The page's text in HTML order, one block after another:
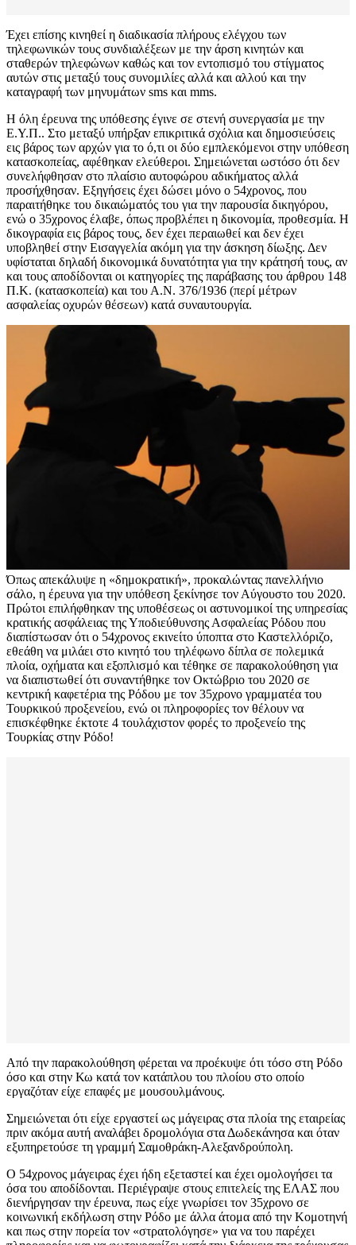
Έχει επίσης κινηθεί η διαδικασία πλήρους ελέγχου των
τηλεφωνικών τους συνδιαλέξεων με την άρση κινητών και
σταθερών τηλεφώνων καθώς και τον εντοπισμό του στίγματος
αυτών στις μεταξύ τους συνομιλίες αλλά και αλλού και την
καταγραφή των μηνυμάτων sms και mms.
Η όλη έρευνα της υπόθεσης έγινε σε στενή συνεργασία με την
Ε.Υ.Π.. Στο μεταξύ υπήρξαν επικριτικά σχόλια και δημοσιεύσεις
εις βάρος των αρχών για το ό,τι οι δύο εμπλεκόμενοι στην υπόθεση
κατασκοπείας, αφέθηκαν ελεύθεροι. Σημειώνεται ωστόσο ότι δεν
συνελήφθησαν στο πλαίσιο αυτοφώρου αδικήματος αλλά
προσήχθησαν. Εξηγήσεις έχει δώσει μόνο ο 54χρονος, που
παραιτήθηκε του δικαιώματός του για την παρουσία δικηγόρου,
ενώ ο 35χρονος έλαβε, όπως προβλέπει η δικονομία, προθεσμία. Η
δικογραφία εις βάρος τους, δεν έχει περαιωθεί και δεν έχει
υποβληθεί στην Εισαγγελία ακόμη για την άσκηση δίωξης. Δεν
υφίσταται δηλαδή δικονομικά δυνατότητα για την κράτησή τους, αν
και τους αποδίδονται οι κατηγορίες της παράβασης του άρθρου 148
Π.Κ. (κατασκοπεία) και του Α.Ν. 376/1936 (περί μέτρων
ασφαλείας οχυρών θέσεων) κατά συναυτουργία.
Όπως απεκάλυψε η «δημοκρατική», προκαλώντας πανελλήνιο
σάλο, η έρευνα για την υπόθεση ξεκίνησε τον Αύγουστο του 2020.
Πρώτοι επιλήφθηκαν της υποθέσεως οι αστυνομικοί της υπηρεσίας
κρατικής ασφάλειας της Υποδιεύθυνσης Ασφαλείας Ρόδου που
διαπίστωσαν ότι ο 54χρονος εκινείτο ύποπτα στο Καστελλόριζο,
εθεάθη να μιλάει στο κινητό του τηλέφωνο δίπλα σε πολεμικά
πλοία, οχήματα και εξοπλισμό και τέθηκε σε παρακολούθηση για
να διαπιστωθεί ότι συναντήθηκε τον Οκτώβριο του 2020 σε
κεντρική καφετέρια της Ρόδου με τον 35χρονο γραμματέα του
Τουρκικού προξενείου, ενώ οι πληροφορίες τον θέλουν να
επισκέφθηκε έκτοτε 4 τουλάχιστον φορές το προξενείο της
Τουρκίας στην Ρόδο!
Από την παρακολούθηση φέρεται να προέκυψε ότι τόσο στη Ρόδο
όσο και στην Κω κατά τον κατάπλου του πλοίου στο οποίο
εργαζόταν είχε επαφές με μουσουλμάνους.
Σημειώνεται ότι είχε εργαστεί ως μάγειρας στα πλοία της εταιρείας
πριν ακόμα αυτή αναλάβει δρομολόγια στα Δωδεκάνησα και όταν
εξυπηρετούσε τη γραμμή Σαμοθράκη-Αλεξανδρούπολη.
Ο 54χρονος μάγειρας έχει ήδη εξεταστεί και έχει ομολογήσει τα
όσα του αποδίδονται. Περιέγραψε στους επιτελείς της ΕΛΑΣ που
διενήργησαν την έρευνα, πως είχε γνωρίσει τον 35χρονο σε
κοινωνική εκδήλωση στην Ρόδο με άλλα άτομα από την Κομοτηνή
και πως στην πορεία τον «στρατολόγησε» για να του παρέχει